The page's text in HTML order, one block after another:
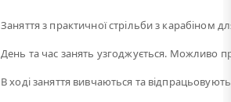
Заняття з практичної стрільби з карабіном
День та час занять узгоджується. Можливо
В ході заняття вивчаються та